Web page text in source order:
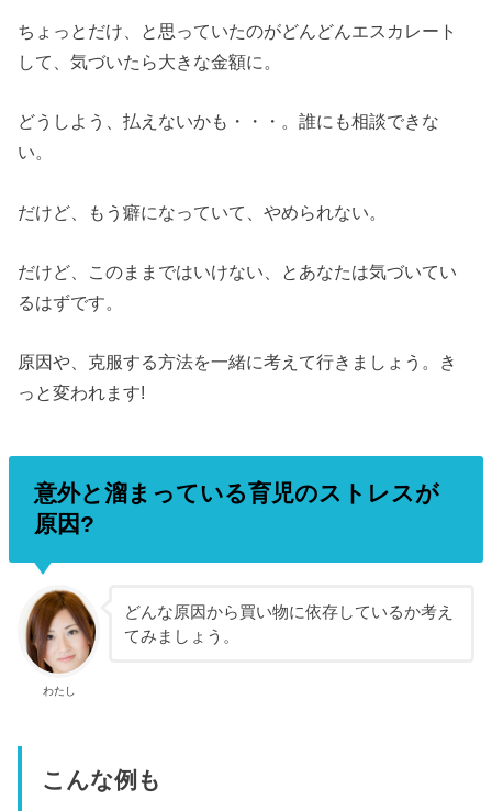
ちょっとだけ、と思っていたのがどんどんエスカレート
して、気づいたら大きな金額に。
どうしよう、払えないかも・・・。誰にも相談できな
い。
だけど、もう癖になっていて、やめられない。
だけど、このままではいけない、とあなたは気づいてい
るはずです。
原因や、克服する方法を一緒に考えて行きましょう。き
っと変われます!
意外と溜まっている育児のストレスが
原因?
わたし
どんな原因から買い物に依存しているか考え
てみましょう。
こんな例も